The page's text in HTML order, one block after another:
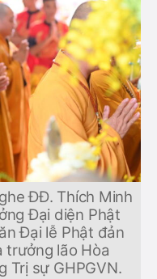
ĐĐ. Thích Minh
Đại diện Phật
Đại lễ Phật đản
trưởng lão Hòa
Trị sự GHPGVN.